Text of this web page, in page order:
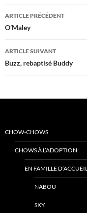
Navigation
des
articles
ARTICLE PRÉCÉDENT
O’Maley
ARTICLE SUIVANT
Buzz, rebaptisé Buddy
CHOW-CHOWS
CHOWS À L’ADOPTION
EN FAMILLE D’ACCUEIL
NABOU
SKY